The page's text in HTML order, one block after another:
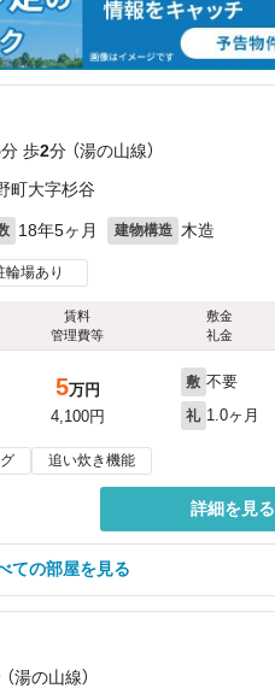
分 歩2分 （湯の山線）
町大字杉谷
18年5ヶ月 建物構造 木造
輪場あり
賃料
管理費等
敷金
礼金
5万円
4,100円
敷 不要
礼 1.0ヶ月
追い炊き機能
詳細を見る
ての部屋を見る
湯の山線）